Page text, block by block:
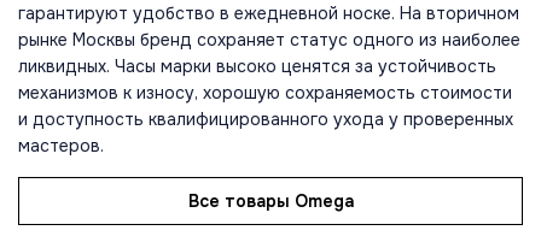
гарантируют удобство в ежедневной носке. На вторичном
рынке Москвы бренд сохраняет статус одного из наиболее
ликвидных. Часы марки высоко ценятся за устойчивость
механизмов к износу, хорошую сохраняемость стоимости
и доступность квалифицированного ухода у проверенных
мастеров.
Все товары Omega